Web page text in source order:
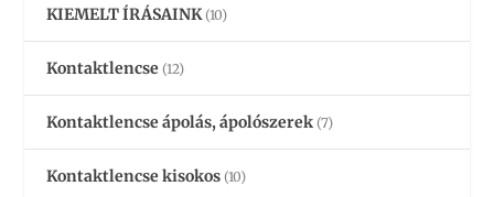
KIEMELT ÍRÁSAINK(10)
Kontaktlencse (12)
Kontaktlencse ápolás, ápolószerek (7)
Kontaktlencse kisokos (10)